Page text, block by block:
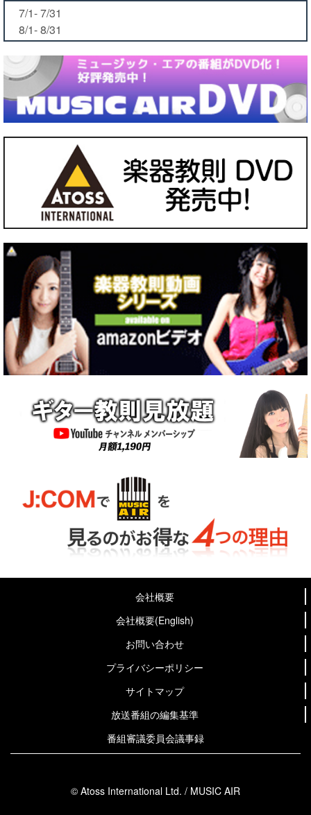
7/1- 7/31
8/1- 8/31
会社概要
会社概要(English)
お問い合わせ
プライバシーポリシー
サイトマップ
放送番組の編集基準
番組審議委員会議事録
© Atoss International Ltd. / MUSIC AIR